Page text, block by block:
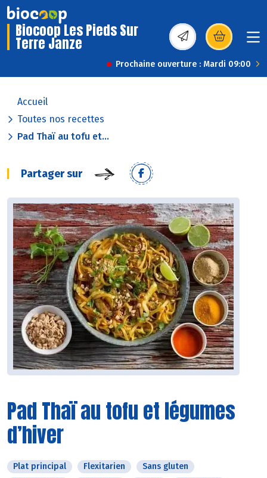
Biocoop Les Pieds Sur
Terre Janze (s’ouvre dans une
Prochaine ouverture : Mardi 09:00
Accueil
Toutes nos recettes
Pad Thaï au tofu et...
Partager sur
Pad Thaï au tofu et légumes
d’hiver
Plat principal Flexitarien
Sans gluten